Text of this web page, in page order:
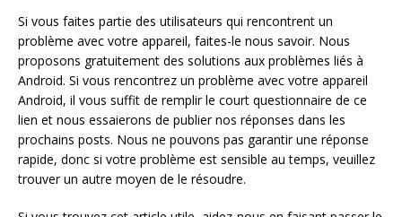
Si vous faites partie des utilisateurs qui rencontrent un
problème avec votre appareil, faites-le nous savoir. Nous
proposons gratuitement des solutions aux problèmes liés à
Android. Si vous rencontrez un problème avec votre appareil
Android, il vous suffit de remplir le court questionnaire de ce
lien et nous essaierons de publier nos réponses dans les
prochains posts. Nous ne pouvons pas garantir une réponse
rapide, donc si votre problème est sensible au temps, veuillez
trouver un autre moyen de le résoudre.